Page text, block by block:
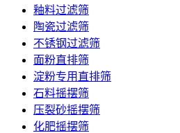
釉料过滤筛
陶瓷过滤筛
不锈钢过滤筛
面粉直排筛
淀粉专用直排筛
石料摇摆筛
压裂砂摇摆筛
化肥摇摆筛